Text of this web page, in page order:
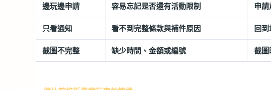
邊玩邊申請 容易忘記是否還有活動限制 申
只看通知 看不到完整條款與補件原因 回
截圖不完整 缺少時間、金額或編號 截圖